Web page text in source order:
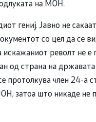
на МОН.
гениј. Јавно не
со цел да се
револт не
од страна на
протолкува член 24-а
затоа што никаде не